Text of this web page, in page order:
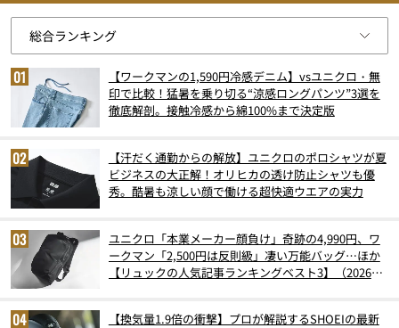
【ワークマンの1,590円冷感デニム】vsユニクロ・無
印で比較！猛暑を乗り切る“涼感ロングパンツ”3選を
徹底解剖。接触冷感から綿100%まで決定版
【汗だく通勤からの解放】ユニクロのポロシャツが夏
ビジネスの大正解！オリヒカの透け防止シャツも優
秀。酷暑も涼しい顔で働ける超快適ウエアの実力
ユニクロ「本業メーカー顔負け」奇跡の4,990円、ワ
ークマン「2,500円は反則級」凄い万能バッグ…ほか
【リュックの人気記事ランキングベスト3】（2026年
【換気量1.9倍の衝撃】プロが解説するSHOEIの最新